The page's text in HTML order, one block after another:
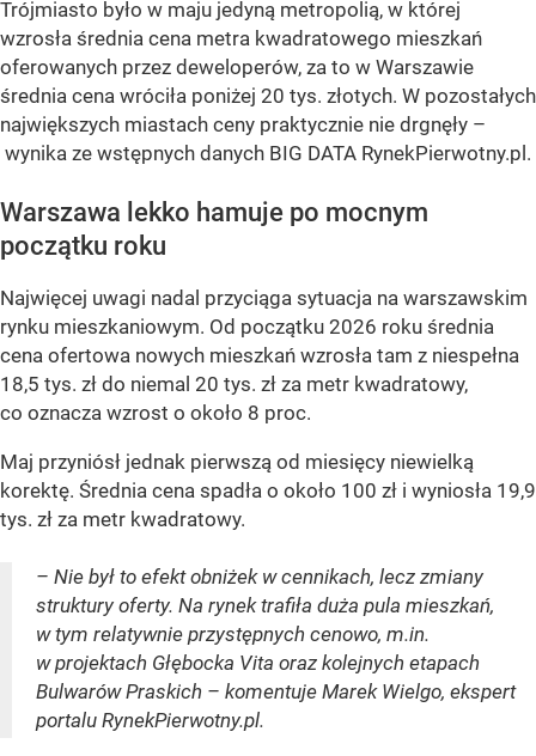
Trójmiasto było w maju jedyną metropolią, w której
wzrosła średnia cena metra kwadratowego mieszkań
oferowanych przez deweloperów, za to w Warszawie
średnia cena wróciła poniżej 20 tys. złotych. W pozostałych
największych miastach ceny praktycznie nie drgnęły –
wynika ze wstępnych danych BIG DATA RynekPierwotny.pl.
Warszawa lekko hamuje po mocnym
początku roku
Najwięcej uwagi nadal przyciąga sytuacja na warszawskim
rynku mieszkaniowym. Od początku 2026 roku średnia
cena ofertowa nowych mieszkań wzrosła tam z niespełna
18,5 tys. zł do niemal 20 tys. zł za metr kwadratowy,
co oznacza wzrost o około 8 proc.
Maj przyniósł jednak pierwszą od miesięcy niewielką
korektę. Średnia cena spadła o około 100 zł i wyniosła 19,9
tys. zł za metr kwadratowy.
– Nie był to efekt obniżek w cennikach, lecz zmiany
struktury oferty. Na rynek trafiła duża pula mieszkań,
w tym relatywnie przystępnych cenowo, m.in.
w projektach Głębocka Vita oraz kolejnych etapach
Bulwarów Praskich – komentuje Marek Wielgo, ekspert
portalu RynekPierwotny.pl.